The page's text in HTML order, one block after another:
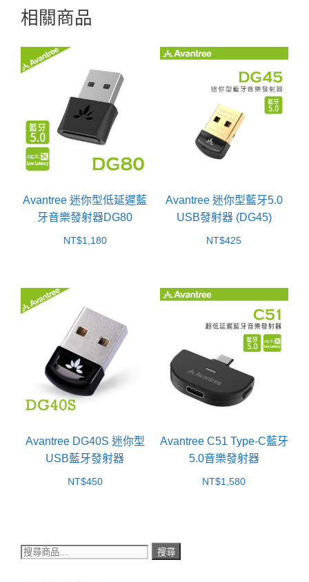
相關商品
Avantree 迷你型低延遲藍
牙音樂發射器DG80
NT$1,180
Avantree 迷你型藍牙5.0
USB發射器 (DG45)
NT$425
Avantree DG40S 迷你型
USB藍牙發射器
NT$450
Avantree C51 Type-C藍牙
5.0音樂發射器
NT$1,580
搜
搜尋